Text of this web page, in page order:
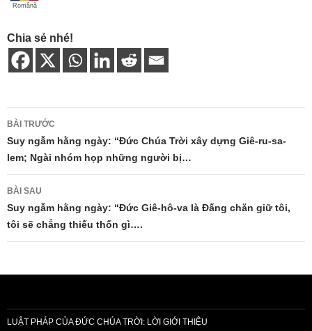
Română
Chia sẻ nhé!
Điều
hướng
bài
viết
BÀI TRƯỚC
Suy ngẫm hằng ngày: “Đức Chúa Trời xây dựng Giê-ru-sa-
lem; Ngài nhóm họp những người bị…
BÀI SAU
Suy ngẫm hằng ngày: “Đức Giê-hô-va là Đấng chăn giữ tôi,
tôi sẽ chẳng thiếu thốn gì….
LUẬT PHÁP CỦA ĐỨC CHÚA TRỜI: LỜI GIỚI THIỆU